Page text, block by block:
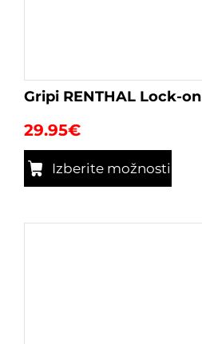
Gripi RENTHAL Lock-on
29.95€
Izberite možnosti